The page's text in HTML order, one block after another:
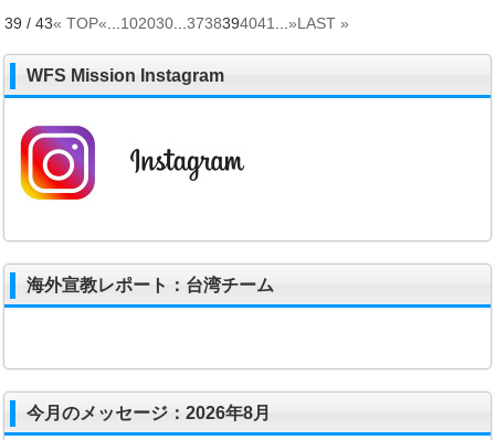
39 / 43« TOP« 102030 ...3738394041 ...»LAST »
WFS Mission Instagram
海外宣教レポート：台湾チーム
今月のメッセージ：2026年8月